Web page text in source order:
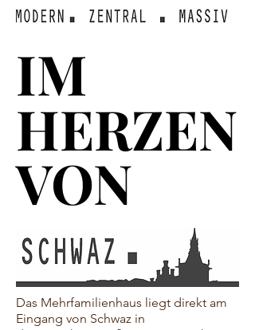
IM
HERZEN
VON
IM
HERZEN
VON
Das Mehrfamilienhaus liegt direkt am
Eingang von Schwaz in